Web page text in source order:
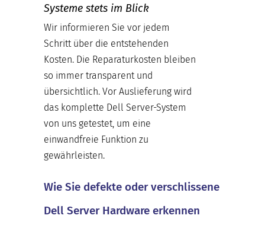
Systeme stets im Blick
Wir informieren Sie vor jedem
Schritt über die entstehenden
Kosten. Die Reparaturkosten bleiben
so immer transparent und
übersichtlich. Vor Auslieferung wird
das komplette Dell Server-System
von uns getestet, um eine
einwandfreie Funktion zu
gewährleisten.
Wie Sie defekte oder verschlissene
Dell Server Hardware erkennen